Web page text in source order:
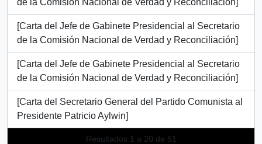
de la Comisión Nacional de Verdad y Reconciliación]
[Carta del Jefe de Gabinete Presidencial al Secretario
de la Comisión Nacional de Verdad y Reconciliación]
[Carta del Jefe de Gabinete Presidencial al Secretario
de la Comisión Nacional de Verdad y Reconciliación]
[Carta del Secretario General del Partido Comunista al
Presidente Patricio Aylwin]
Resultados 1 a 20 de 51